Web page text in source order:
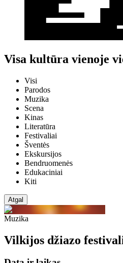
Visa kultūra vienoje
Visi
Parodos
Muzika
Scena
Kinas
Literatūra
Festivaliai
Šventės
Ekskursijos
Bendruomenės
Edukaciniai
Kiti
Atgal
Muzika
Vilkijos džiazo